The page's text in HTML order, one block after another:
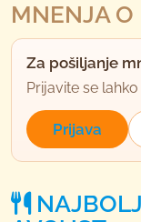
MNENJA O
Za pošiljanje
Prijavite se
Prijava